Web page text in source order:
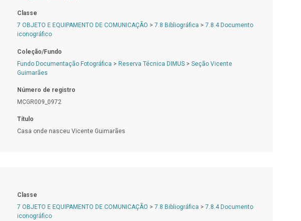
Classe
7 OBJETO E EQUIPAMENTO DE COMUNICAÇÃO > 7.8 Bibliográfica > 7.8.4 Documento
iconográfico
Coleção/Fundo
Fundo Documentação Fotográfica > Reserva Técnica DIMUS > Seção Vicente
Guimarães
Número de registro
MCGR009_0972
Título
Casa onde nasceu Vicente Guimarães
Classe
7 OBJETO E EQUIPAMENTO DE COMUNICAÇÃO > 7.8 Bibliográfica > 7.8.4 Documento
iconográfico